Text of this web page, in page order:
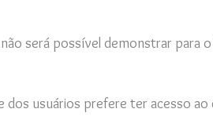
será possível demonstrar para
dos usuários prefere ter acesso